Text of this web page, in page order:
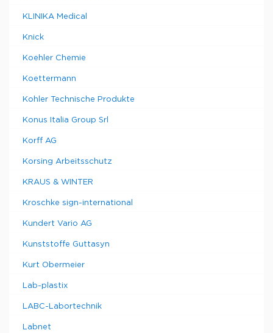
KLINIKA Medical
Knick
Koehler Chemie
Koettermann
Kohler Technische Produkte
Konus Italia Group Srl
Korff AG
Korsing Arbeitsschutz
KRAUS & WINTER
Kroschke sign-international
Kundert Vario AG
Kunststoffe Guttasyn
Kurt Obermeier
Lab-plastix
LABC-Labortechnik
Labnet